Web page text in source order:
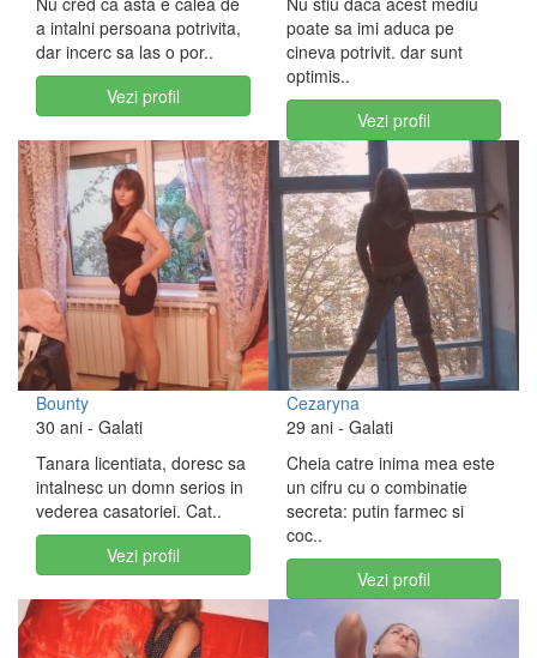
a intalni persoana potrivita,
dar incerc sa las o por..
Vezi profil
poate sa imi aduca pe
cineva potrivit. dar sunt
optimis..
Vezi profil
Bounty
30 ani - Galati
Tanara licentiata, doresc sa
intalnesc un domn serios in
vederea casatoriei. Cat..
Vezi profil
Cezaryna
29 ani - Galati
Cheia catre inima mea este
un cifru cu o combinatie
secreta: putin farmec si
coc..
Vezi profil